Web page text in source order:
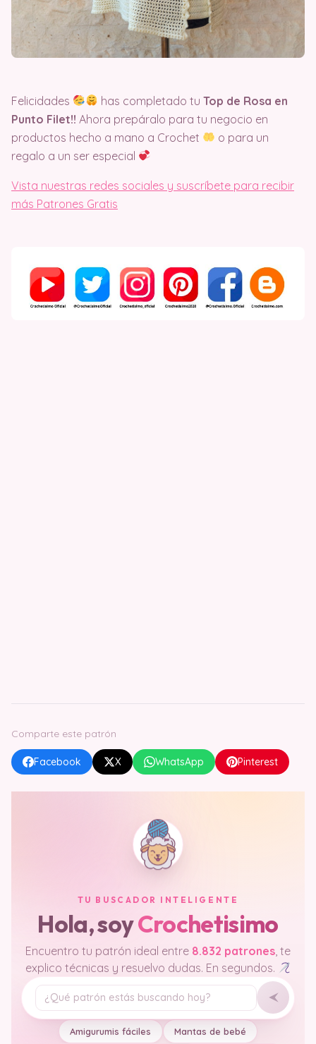
Felicidades has completado tuTop de Rosa en
Punto Filet!! Ahora prepáralo para tu negocio en
productos hecho a mano a Crochet
o para un
regalo a un ser especial
Vista nuestras redes sociales y suscríbete para recibir
más Patrones Gratis
Comparte este patrón
Facebook X WhatsApp Pinterest
TU BUSCADOR INTELIGENTE
Hola, soyCrochetisimo
Encuentro tu patrón ideal entre 8.832 patrones, te
explico técnicas y resuelvo dudas. En segundos.
Tu pregunta
Amigurumis fáciles Mantas de bebé